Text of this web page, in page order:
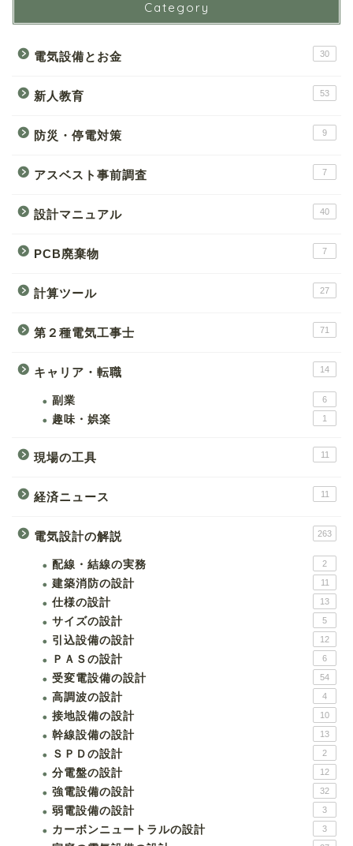
Category
電気設備とお金 30
新人教育 53
防災・停電対策 9
アスベスト事前調査 7
設計マニュアル 40
PCB廃棄物 7
計算ツール 27
第２種電気工事士 71
キャリア・転職 14
副業 6
趣味・娯楽 1
現場の工具 11
経済ニュース 11
電気設計の解説 263
配線・結線の実務 2
建築消防の設計 11
仕様の設計 13
サイズの設計 5
引込設備の設計 12
ＰＡＳの設計 6
受変電設備の設計 54
高調波の設計 4
接地設備の設計 10
幹線設備の設計 13
ＳＰＤの設計 2
分電盤の設計 12
強電設備の設計 32
弱電設備の設計 3
カーボンニュートラルの設計 3